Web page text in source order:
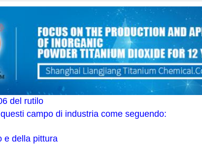
del rutilo
campo di industria come seguendo:
e della pittura